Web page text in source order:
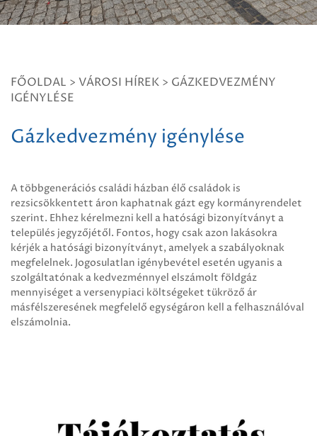
FŐOLDAL > VÁROSI HÍREK > GÁZKEDVEZMÉNY
IGÉNYLÉSE
Gázkedvezmény igénylése
A többgenerációs családi házban élő családok is
rezsicsökkentett áron kaphatnak gázt egy kormányrendelet
szerint. Ehhez kérelmezni kell a hatósági bizonyítványt a
település jegyzőjétől. Fontos, hogy csak azon lakásokra
kérjék a hatósági bizonyítványt, amelyek a szabályoknak
megfelelnek. Jogosulatlan igénybevétel esetén ugyanis a
szolgáltatónak a kedvezménnyel elszámolt földgáz
mennyiséget a versenypiaci költségeket tükröző ár
másfélszeresének megfelelő egységáron kell a felhasználóval
elszámolnia.